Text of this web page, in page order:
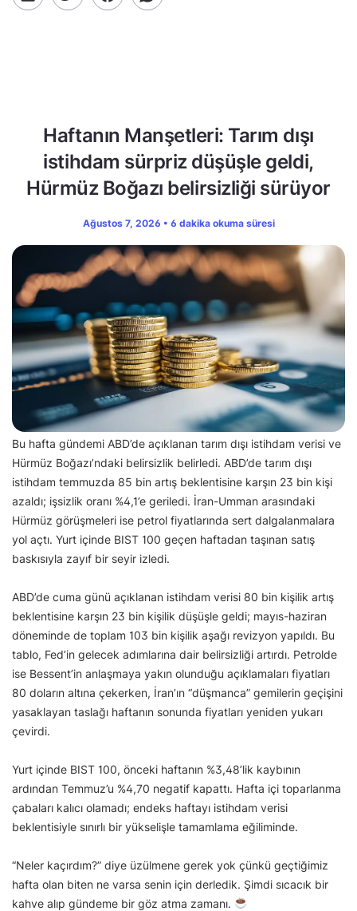
Haftanın Manşetleri: Tarım dışı
istihdam sürpriz düşüşle geldi,
Hürmüz Boğazı belirsizliği sürüyor
Ağustos 7, 2026 • 6 dakika okuma süresi
Bu hafta gündemi ABD’de açıklanan tarım dışı istihdam verisi ve
Hürmüz Boğazı’ndaki belirsizlik belirledi. ABD’de tarım dışı
istihdam temmuzda 85 bin artış beklentisine karşın 23 bin kişi
azaldı; işsizlik oranı %4,1’e geriledi. İran-Umman arasındaki
Hürmüz görüşmeleri ise petrol fiyatlarında sert dalgalanmalara
yol açtı. Yurt içinde BIST 100 geçen haftadan taşınan satış
baskısıyla zayıf bir seyir izledi.
ABD’de cuma günü açıklanan istihdam verisi 80 bin kişilik artış
beklentisine karşın 23 bin kişilik düşüşle geldi; mayıs-haziran
döneminde de toplam 103 bin kişilik aşağı revizyon yapıldı. Bu
tablo, Fed’in gelecek adımlarına dair belirsizliği artırdı. Petrolde
ise Bessent’in anlaşmaya yakın olunduğu açıklamaları fiyatları
80 doların altına çekerken, İran’ın “düşmanca” gemilerin geçişini
yasaklayan taslağı haftanın sonunda fiyatları yeniden yukarı
çevirdi.
Yurt içinde BIST 100, önceki haftanın %3,48’lik kaybının
ardından Temmuz’u %4,70 negatif kapattı. Hafta içi toparlanma
çabaları kalıcı olamadı; endeks haftayı istihdam verisi
beklentisiyle sınırlı bir yükselişle tamamlama eğiliminde.
“Neler kaçırdım?” diye üzülmene gerek yok çünkü geçtiğimiz
hafta olan biten ne varsa senin için derledik. Şimdi sıcacık bir
kahve alıp gündeme bir göz atma zamanı.